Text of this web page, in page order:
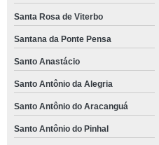
Santa Rosa de Viterbo
Santana da Ponte Pensa
Santo Anastácio
Santo Antônio da Alegria
Santo Antônio do Aracanguá
Santo Antônio do Pinhal